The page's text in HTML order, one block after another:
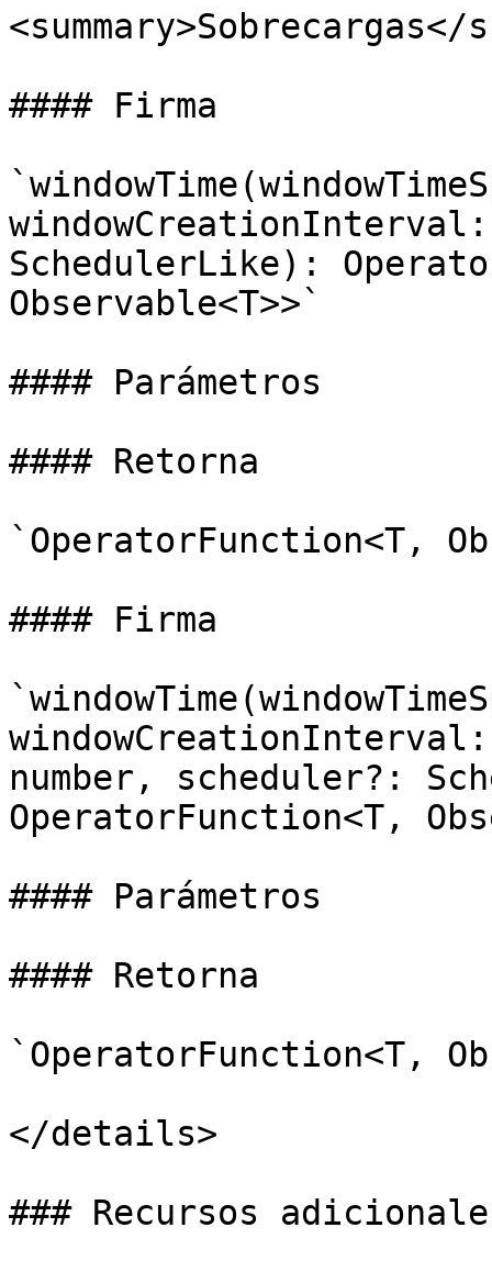
<summary>Sobrecargas</
#### Firma
SchedulerLike):
Observable<T>>`
#### Parámetros
#### Retorna
`OperatorFunction<T,
#### Firma
windowCreationInterval:
number, scheduler?:
OperatorFunction<T,
#### Parámetros
#### Retorna
`OperatorFunction<T,
</details>
### Recursos